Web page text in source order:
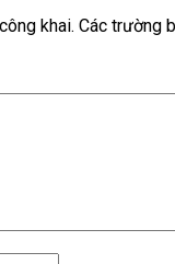
khai. Các trường